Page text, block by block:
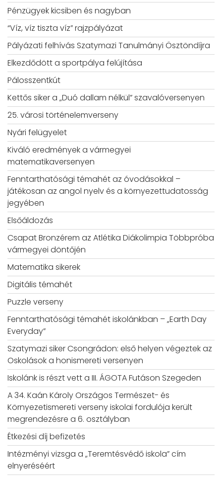
Pénzügyek kicsiben és nagyban
“Víz, víz tiszta víz” rajzpályázat
Pályázati felhívás Szatymazi Tanulmányi Ösztöndíjra
Elkezdődött a sportpálya felújítása
Pálosszentkút
Kettős siker a „Duó dallam nélkül” szavalóversenyen
25. városi történelemverseny
Nyári felügyelet
Kiváló eredmények a vármegyei
matematikaversenyen
Fenntarthatósági témahét az óvodásokkal –
játékosan az angol nyelv és a környezettudatosság
jegyében
Elsőáldozás
Csapat Bronzérem az Atlétika Diákolimpia Többpróba
vármegyei döntőjén
Matematika sikerek
Digitális témahét
Puzzle verseny
Fenntarthatósági témahét iskolánkban – „Earth Day
Everyday”
Szatymazi siker Csongrádon: első helyen végeztek az
Oskolások a honismereti versenyen
Iskolánk is részt vett a III. ÁGOTA Futáson Szegeden
A 34. Kaán Károly Országos Természet- és
Környezetismereti verseny iskolai fordulója került
megrendezésre a 6. osztályban
Étkezési díj befizetés
Intézményi vizsga a „Teremtésvédő iskola” cím
elnyeréséért